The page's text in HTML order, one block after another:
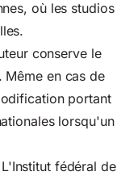
où les studios
conserve le
en cas de
portant
lorsqu'un
fédéral de